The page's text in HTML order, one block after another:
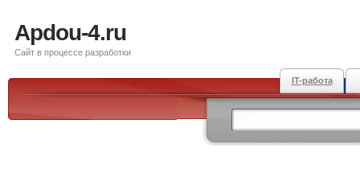
Apdou-4.ru
Сайт в процессе разработки
IT-работа